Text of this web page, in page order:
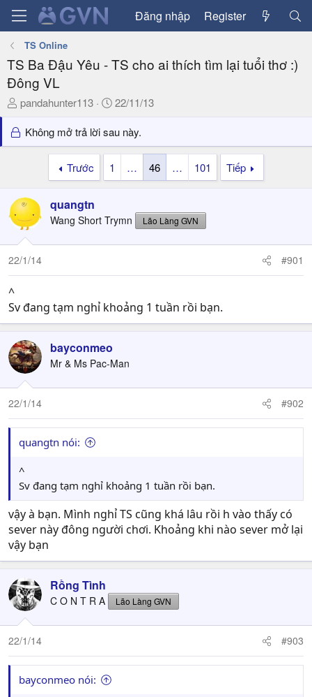
Đăng nhập Register
TS Online
TS Ba Đậu Yêu - TS cho ai thích tìm lại tuổi thơ :)
Đông VL
T
r
e
t
a
r
e
r
pandahunter113
N
à
y
22/11/13
Không mở trả lời sau này.
Trước 1 … 46 … 101 Tiếp
quangtn
Wang Short Trymn Lão Làng GVN
22/1/14 #901
^
Sv đang tạm nghỉ khoảng 1 tuần rồi bạn.
bayconmeo
Mr & Ms Pac-Man
22/1/14 #902
quangtn nói:
^
Sv đang tạm nghỉ khoảng 1 tuần rồi bạn.
vậy à bạn. Mình nghỉ TS cũng khá lâu rồi h vào thấy có
sever này đông người chơi. Khoảng khi nào sever mở lại
vậy bạn
Rồng Tình
C O N T R A Lão Làng GVN
22/1/14 #903
bayconmeo nói: